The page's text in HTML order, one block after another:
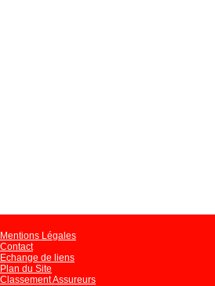
Mentions Légales
Contact
Echange de liens
Plan du Site
Classement Assureurs